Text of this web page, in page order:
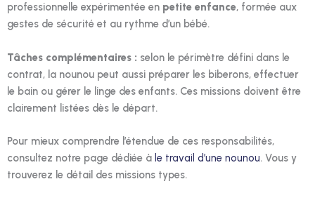
professionnelle expérimentée en petite enfance, formée aux
gestes de sécurité et au rythme d’un bébé.
Tâches complémentaires : selon le périmètre défini dans le
contrat, la nounou peut aussi préparer les biberons, effectuer
le bain ou gérer le linge des enfants. Ces missions doivent être
clairement listées dès le départ.
Pour mieux comprendre l’étendue de ces responsabilités,
consultez notre page dédiée à le travail d’une nounou. Vous y
trouverez le détail des missions types.